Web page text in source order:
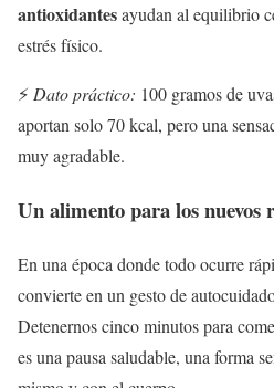
antioxidantesayudan al equilibrio
estrés físico.
⚡Dato práctico: 100 gramos de
aportan solo 70 kcal, pero una
muy agradable.
Un alimento para los nuevos
En una época donde todo ocurre
convierte en un gesto de
Detenernos cinco minutos para
es una pausa saludable, una forma